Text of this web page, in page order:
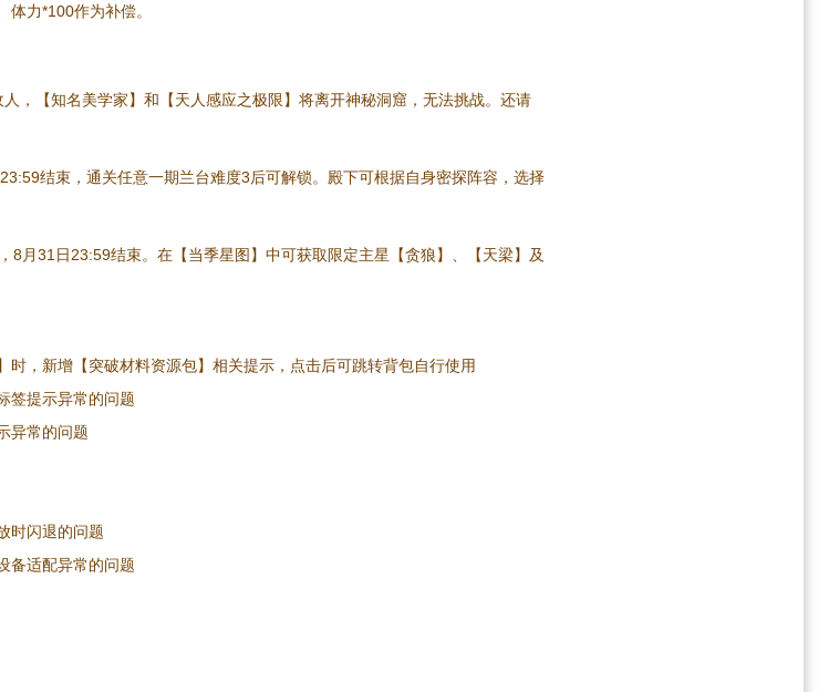
力*100作为补偿。
，【知名美学家】和【天人感应之极限】将离开神秘洞窟，无法挑战。还请
结束，通关任意一期兰台难度3后可解锁。殿下可根据自身密探阵容，选择
8月31日23:59结束。在【当季星图】中可获取限定主星【贪狼】、【天梁】及
，新增【突破材料资源包】相关提示，点击后可跳转背包自行使用
签提示异常的问题
异常的问题
时闪退的问题
备适配异常的问题